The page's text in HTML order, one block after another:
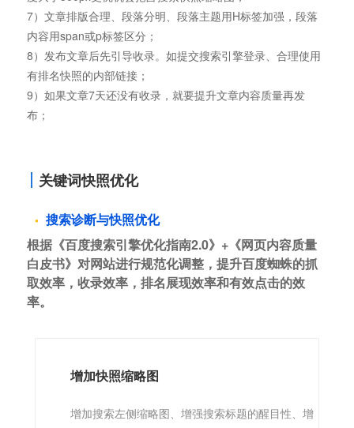
7）文章排版合理、段落分明、段落主题用H标签加强，段落
内容用span或p标签区分；
8）发布文章后先引导收录。如提交搜索引擎登录、合理使用
有排名快照的内部链接；
9）如果文章7天还没有收录，就要提升文章内容质量再发
布；
关键词快照优化
搜索诊断与快照优化
根据《百度搜索引擎优化指南2.0》+《网页内容质量
白皮书》对网站进行规范化调整，提升百度蜘蛛的抓
取效率，收录效率，排名展现效率和有效点击的效
率。
增加快照缩略图
增加搜索左侧缩略图、增强搜索标题的醒目性、增